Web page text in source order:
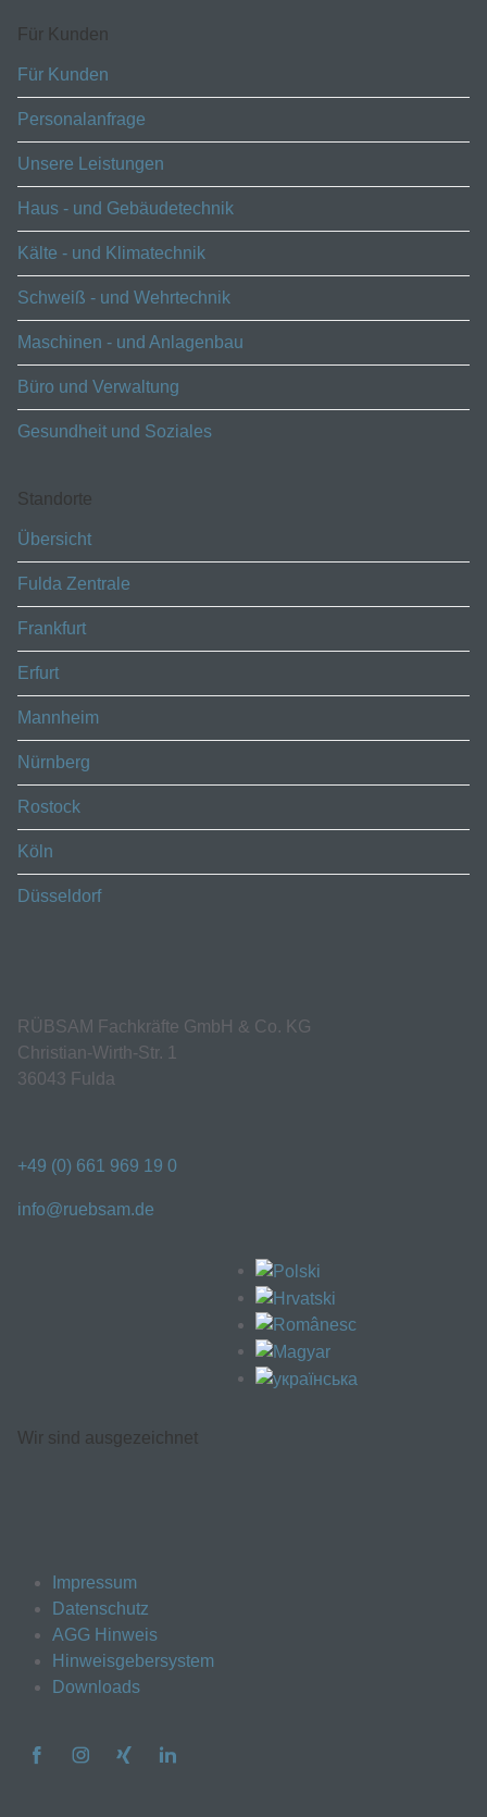
Für Kunden
Für Kunden
Personalanfrage
Unsere Leistungen
Haus - und Gebäudetechnik
Kälte - und Klimatechnik
Schweiß - und Wehrtechnik
Maschinen - und Anlagenbau
Büro und Verwaltung
Gesundheit und Soziales
Standorte
Übersicht
Fulda Zentrale
Frankfurt
Erfurt
Mannheim
Nürnberg
Rostock
Köln
Düsseldorf
RÜBSAM Fachkräfte GmbH & Co. KG
Christian-Wirth-Str. 1
36043 Fulda
+49 (0) 661 969 19 0
info@ruebsam.de
Wir sind ausgezeichnet
Impressum
Datenschutz
AGG Hinweis
Hinweisgebersystem
Downloads
FacebookInstagram
Xing Linkedin